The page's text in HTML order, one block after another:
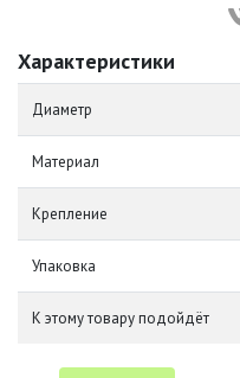
Характеристики
Диаметр
Материал
Крепление
Упаковка
К этому товару подойдёт